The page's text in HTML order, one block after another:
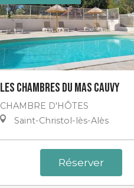
Les Chambres du Mas Cauvy
CHAMBRE D'HÔTES
Saint-Christol-lès-Alès
Réserver